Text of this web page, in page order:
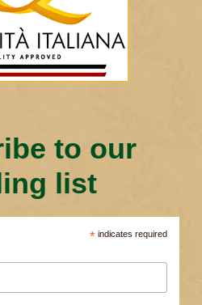
to our
list
*indicates required